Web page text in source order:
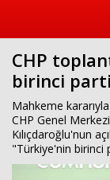
CHP
birinci
Mahkeme
CHP Genel
Kılıçdaroğlu'nun
"Türkiye'nin birinci